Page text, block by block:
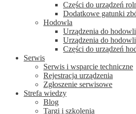
Części do urządzeń
Dodatkowe gatunki
Hodowla
Urządzenia do
Urządzenia do
Części do urządzeń
Serwis
Serwis i wsparcie techniczne
Rejestracja urządzenia
Zgłoszenie serwisowe
Strefa wiedzy
Blog
Targi i szkolenia